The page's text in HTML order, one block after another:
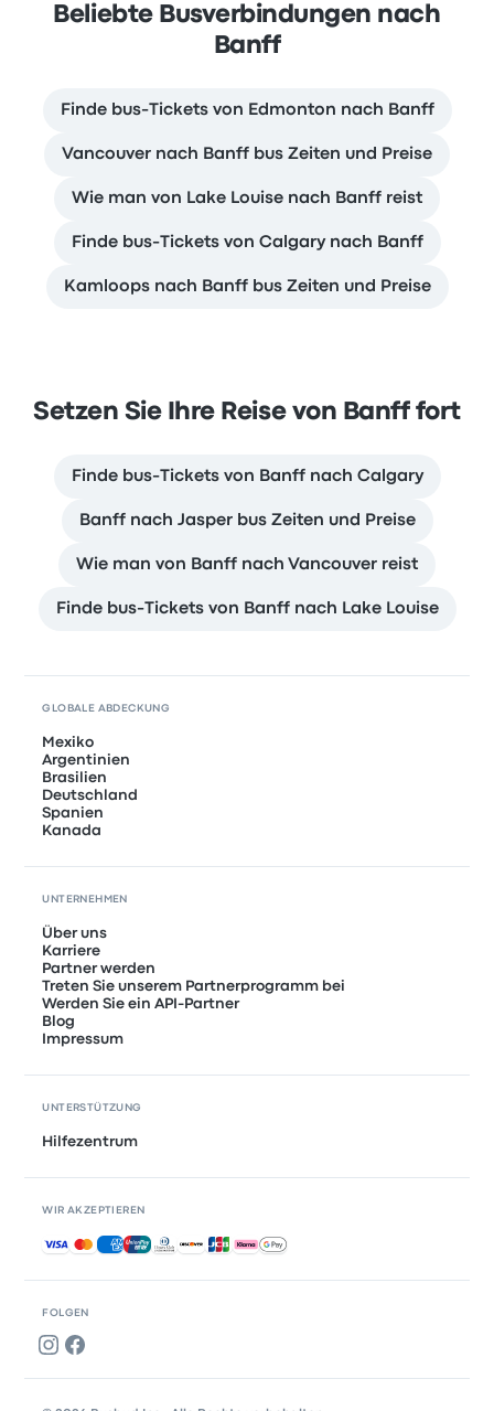
Beliebte Busverbindungen nach
Banff
Finde bus-Tickets von Edmonton nach Banff
Vancouver nach Banff bus Zeiten und Preise
Wie man von Lake Louise nach Banff reist
Finde bus-Tickets von Calgary nach Banff
Kamloops nach Banff bus Zeiten und Preise
Setzen Sie Ihre Reise von Banff fort
Finde bus-Tickets von Banff nach Calgary
Banff nach Jasper bus Zeiten und Preise
Wie man von Banff nach Vancouver reist
Finde bus-Tickets von Banff nach Lake Louise
FOLGEN
GLOBALE ABDECKUNG
Mexiko
Argentinien
Brasilien
Deutschland
Spanien
Kanada
UNTERNEHMEN
Über uns
Karriere
Partner werden
Treten Sie unserem Partnerprogramm bei
Werden Sie ein API-Partner
Blog
Impressum
UNTERSTÜTZUNG
Hilfezentrum
WIR AKZEPTIEREN
Akzeptierte Zahlungsmethoden